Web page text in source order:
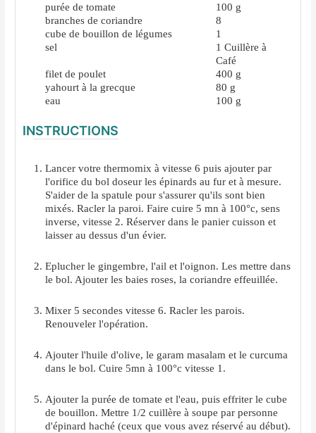
purée de tomate
100 g
branches de coriandre
8
cube de bouillon de légumes
1
sel
1 Cuillère à
Café
filet de poulet
400 g
yahourt à la grecque
80 g
eau
100 g
INSTRUCTIONS
Lancer votre thermomix à vitesse 6 puis ajouter par
l'orifice du bol doseur les épinards au fur et à mesure.
S'aider de la spatule pour s'assurer qu'ils sont bien
mixés. Racler la paroi. Faire cuire 5 mn à 100°c, sens
inverse, vitesse 2. Réserver dans le panier cuisson et
laisser au dessus d'un évier.
Eplucher le gingembre, l'ail et l'oignon. Les mettre dans
le bol. Ajouter les baies roses, la coriandre effeuillée.
Mixer 5 secondes vitesse 6. Racler les parois.
Renouveler l'opération.
Ajouter l'huile d'olive, le garam masalam et le curcuma
dans le bol. Cuire 5mn à 100°c vitesse 1.
Ajouter la purée de tomate et l'eau, puis effriter le cube
de bouillon. Mettre 1/2 cuillère à soupe par personne
d'épinard haché (ceux que vous avez réservé au début).